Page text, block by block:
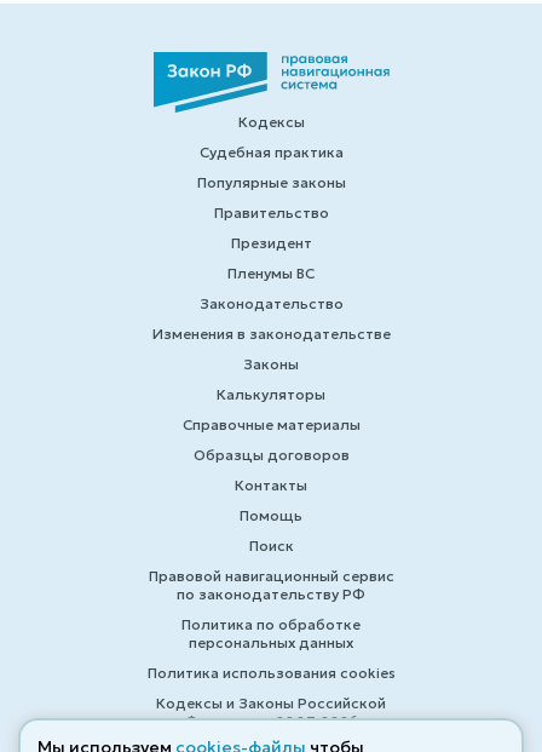
Кодексы
Судебная практика
Популярные законы
Правительство
Президент
Пленумы ВС
Законодательство
Изменения в законодательстве
Законы
Калькуляторы
Справочные материалы
Образцы договоров
Контакты
Помощь
Поиск
Правовой навигационный сервис
по законодательству РФ
Политика по обработке
персональных данных
Политика использования cookies
Кодексы и Законы Российской
Федерации 2007-2026
Мы используем cookies-файлы чтобы